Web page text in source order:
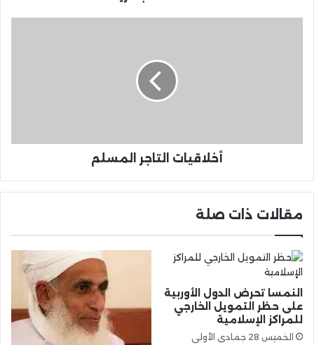
أخلاقيات التاجر المسلم
مقالات ذات صلة
النمسا تحرض الدول الأوربية
على حظر التمويل الخارجي
للمراكز الإسلامية
الخميس 28 جمادى الأولى